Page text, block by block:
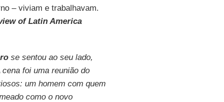
– viviam e trabalhavam.
of Latin America
se sentou ao seu lado,
foi uma reunião do
um homem com quem
como o novo